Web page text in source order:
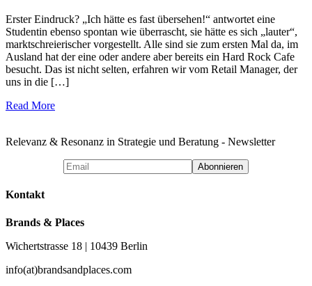
Erster Eindruck? „Ich hätte es fast übersehen!“ antwortet eine
Studentin ebenso spontan wie überrascht, sie hätte es sich „lauter“,
marktschreierischer vorgestellt. Alle sind sie zum ersten Mal da, im
Ausland hat der eine oder andere aber bereits ein Hard Rock Cafe
besucht. Das ist nicht selten, erfahren wir vom Retail Manager, der
uns in die […]
Read More
Relevanz & Resonanz in Strategie und Beratung - Newsletter
Kontakt
Brands & Places
Wichertstrasse 18 | 10439 Berlin
info(at)brandsandplaces.com